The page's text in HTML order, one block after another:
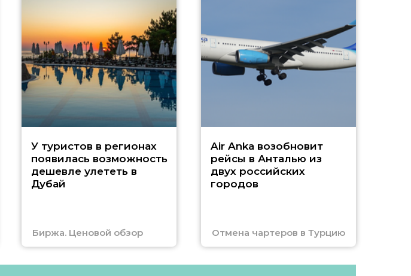
У туристов в регионах
появилась возможность
дешевле улететь в
Дубай
Биржа. Ценовой обзор
Air Anka возобновит
рейсы в Анталью из
двух российских
городов
Отмена чартеров в Турцию